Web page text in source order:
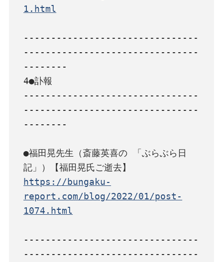
1.html
--------------------------------
--------------------------------
--------
4●訃報
--------------------------------
--------------------------------
--------
●福田晃先生（斎藤英喜の 「ぶらぶら日
https://bungaku-
report.com/blog/2022/01/post-
1074.html
--------------------------------
--------------------------------